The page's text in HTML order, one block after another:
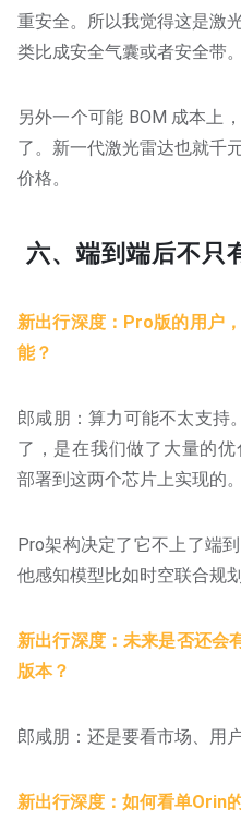
重安全。所以我觉得这是激
类比成安全气囊或者安全带。
另外一个可能 BOM 成本上
了。新一代激光雷达也就千
价格。
六、端到端后不只
新出行深度：Pro版的用户
能？
郎咸朋：算力可能不太支持
了，是在我们做了大量的
部署到这两个芯片上实现的。
Pro架构决定了它不上了端
他感知模型比如时空联合规划
新出行深度：未来是否还会
版本？
郎咸朋：还是要看市场、用
新出行深度：如何看单Orin